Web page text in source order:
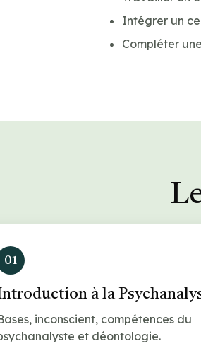
Intégrer un
Compléter
01
à la
inconscient, compétences du
et déontologie.